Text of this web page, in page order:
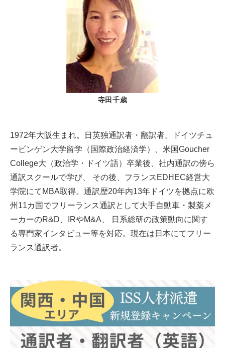
寺田千歳
1972年大阪生まれ。日英独通訳者・翻訳者。ドイツチュ
ービンゲン大学留学（国際政治経済学）、米国Goucher
College大（政治学・ドイツ語）卒業後、社内通訳の傍ら
通訳スクールで学び、 その後、フランスEDHEC経営大
学院にてMBA取得。通訳歴20年内13年ドイツを拠点に欧
州11カ国でフリーランス通訳として大手自動車・製薬メ
ーカーのR&D、IRやM&A、 日系総研の政策動向に関す
る専門家インタビュー等を対応。現在は日本にてフリー
ランス通訳者。